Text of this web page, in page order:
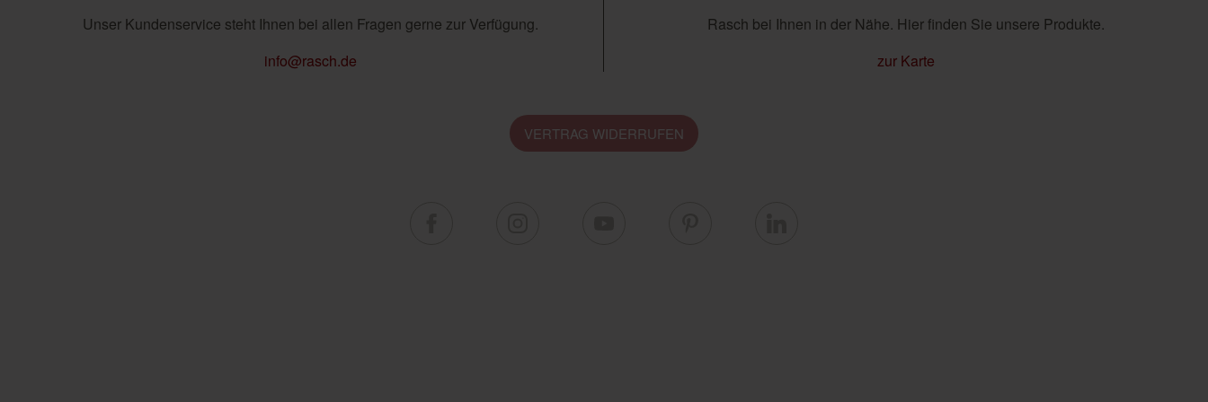
Unser Kundenservice steht Ihnen bei allen Fragen gerne zur Verfügung.
info@rasch.de
Rasch bei Ihnen in der Nähe. Hier finden Sie unsere Produkte.
zur Karte
VERTRAG WIDERRUFEN